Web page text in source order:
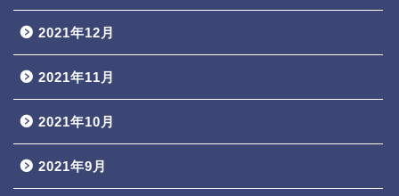
2021年12月
2021年11月
2021年10月
2021年9月